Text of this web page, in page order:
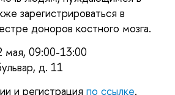
зарегистрироваться в
доноров костного мозга.
мая, 09:00-13:00
д. 11
и регистрация по ссылке.